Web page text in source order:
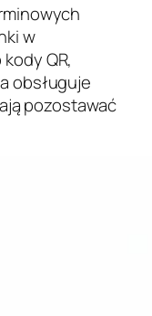
w
QR,
obsługuje
pozostawać